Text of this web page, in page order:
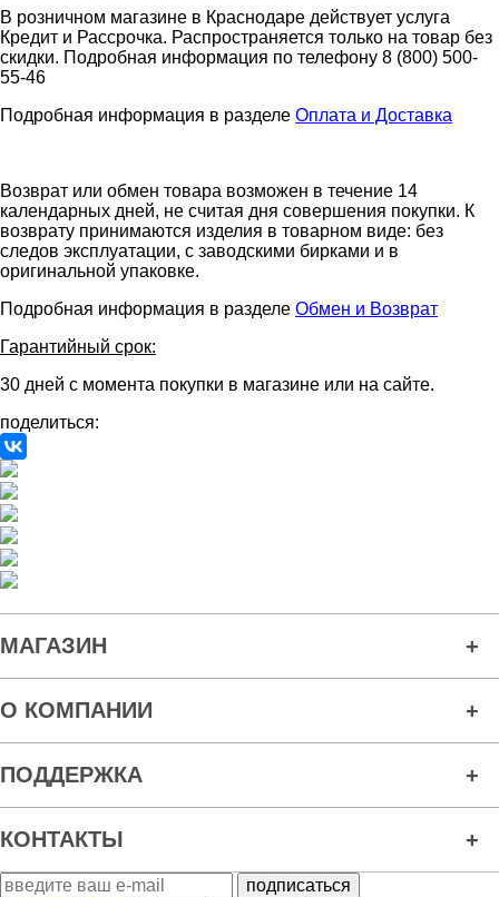
В розничном магазине в Краснодаре действует услуга
Кредит и Рассрочка. Распространяется только на товар без
скидки. Подробная информация по телефону 8 (800) 500-
55-46
Подробная информация в разделе Оплата и Доставка
Возврат или обмен товара возможен в течение 14
календарных дней, не считая дня совершения покупки. К
возврату принимаются изделия в товарном виде: без
следов эксплуатации, с заводскими бирками и в
оригинальной упаковке.
Подробная информация в разделе Обмен и Возврат
Гарантийный срок:
30 дней с момента покупки в магазине или на сайте.
поделиться:
МАГАЗИН
О КОМПАНИИ
ПОДДЕРЖКА
КОНТАКТЫ